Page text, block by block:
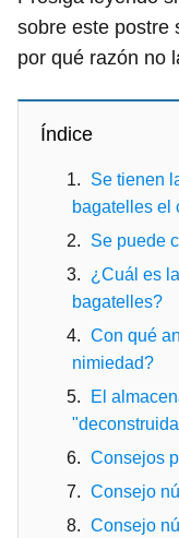
sobre este postre
por qué razón no
Índice
Se tienen
bagatelles el
Se puede
¿Cuál es
bagatelles?
Con qué
nimiedad?
El
Consejos
Consejo
Consejo